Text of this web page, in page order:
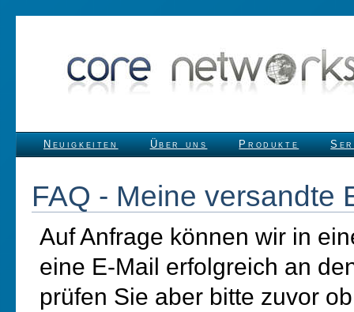
Neuigkeiten Über uns Produkte
FAQ - Meine versandte
Auf Anfrage können wir in
eine E-Mail erfolgreich an
prüfen Sie aber bitte zuvor